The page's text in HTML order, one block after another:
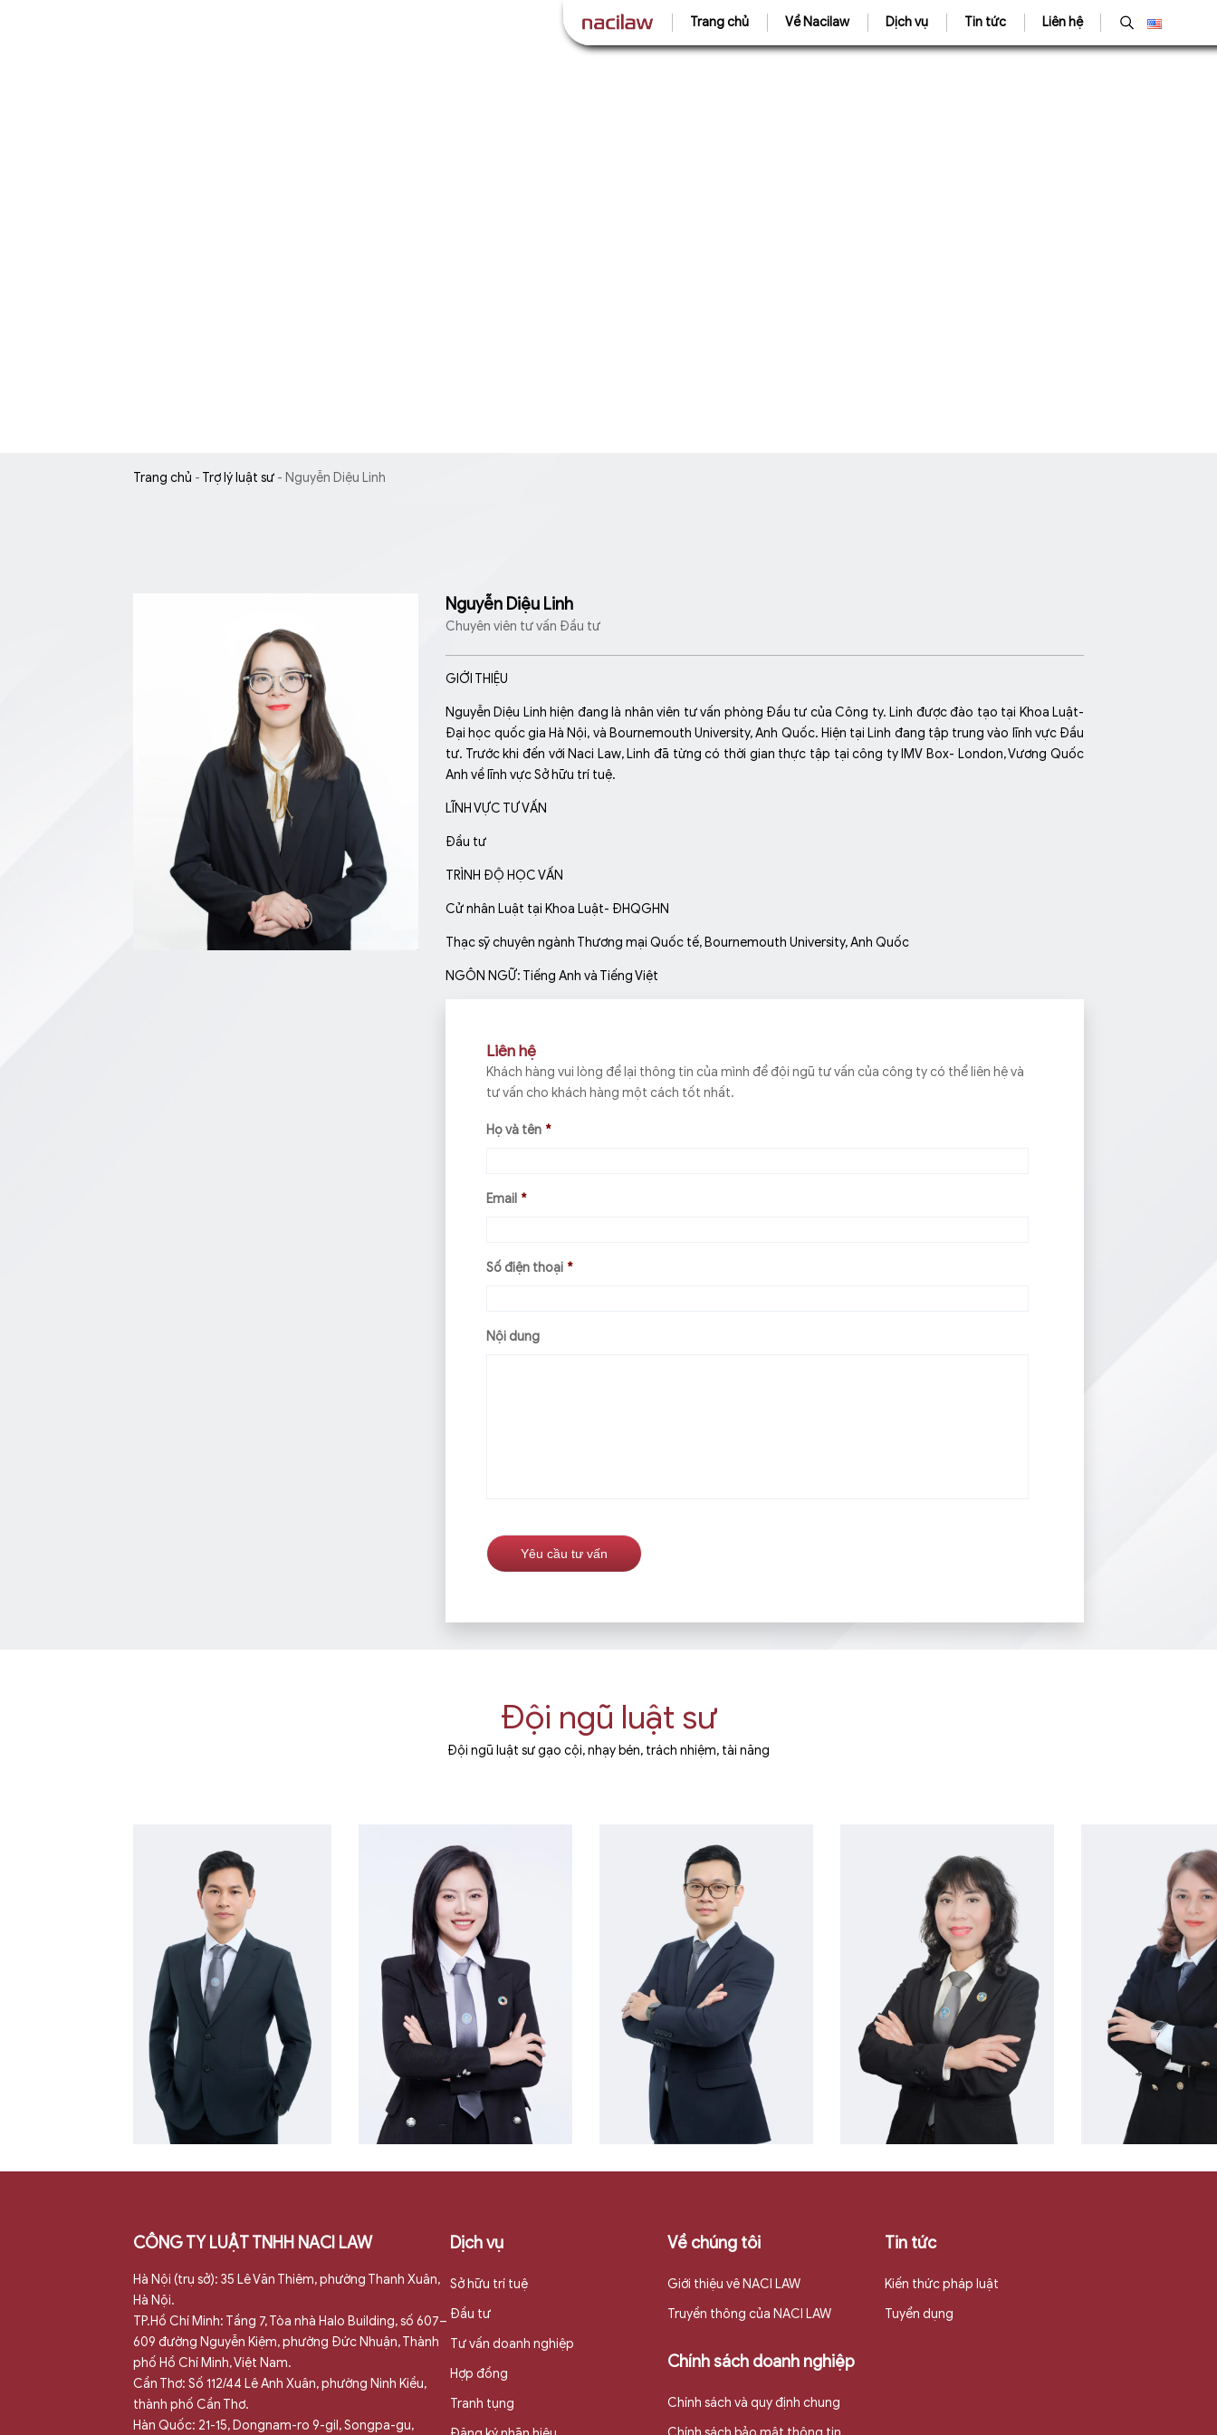
Trang chủ Về Nacilaw Dịch vụ Tin tức Liên hệ
Trang chủ - Trợ lý luật sư - Nguyễn Diệu Linh
Nguyễn Diệu Linh
Chuyên viên tư vấn Đầu tư
GIỚI THIỆU
Nguyễn Diệu Linh hiện đang là nhân viên tư vấn phòng Đầu tư của Công ty. Linh được đào tạo tại Khoa Luật-
Đại học quốc gia Hà Nội, và Bournemouth University, Anh Quốc. Hiện tại Linh đang tập trung vào lĩnh vực Đầu
tư. Trước khi đến với Naci Law, Linh đã từng có thời gian thực tập tại công ty IMV Box- London, Vương Quốc
Anh về lĩnh vực Sở hữu trí tuệ.
LĨNH VỰC TƯ VẤN
Đầu tư
TRÌNH ĐỘ HỌC VẤN
Cử nhân Luật tại Khoa Luật- ĐHQGHN
Thạc sỹ chuyên ngành Thương mại Quốc tế, Bournemouth University, Anh Quốc
NGÔN NGỮ: Tiếng Anh và Tiếng Việt
Liên hệ
Khách hàng vui lòng để lại thông tin của mình để đội ngũ tư vấn của công ty có thể liên hệ và
tư vấn cho khách hàng một cách tốt nhất.
Họ và tên *
Email *
Số điện thoại *
Nội dung
Đội ngũ luật sư
Đội ngũ luật sư gạo cội, nhạy bén, trách nhiệm, tài năng
Đặng Quý Tiên
Bùi Thị Lan -
Giám đốc
Nacilaw
Minh
CÔNG TY LUẬT TNHH NACI LAW
Hà Nội (trụ sở): 35 Lê Văn Thiêm, phường Thanh Xuân,
Hà Nội.
TP.Hồ Chí Minh: Tầng 7, Tòa nhà Halo Building, số 607–
609 đường Nguyễn Kiệm, phường Đức Nhuận, Thành
phố Hồ Chí Minh, Việt Nam.
Cần Thơ: Số 112/44 Lê Anh Xuân, phường Ninh Kiều,
thành phố Cần Thơ.
Hàn Quốc: 21-15, Dongnam-ro 9-gil, Songpa-gu,
Dịch vụ
Sở hữu trí tuệ
Đầu tư
Tư vấn doanh nghiệp
Hợp đồng
Tranh tụng
Về chúng tôi
Giới thiệu vê NACI LAW
Truyền thông của NACI LAW
Chính sách doanh nghiệp
Chính sách và quy định chung
Tin tức
Kiến thức pháp luật
Tuyển dụng